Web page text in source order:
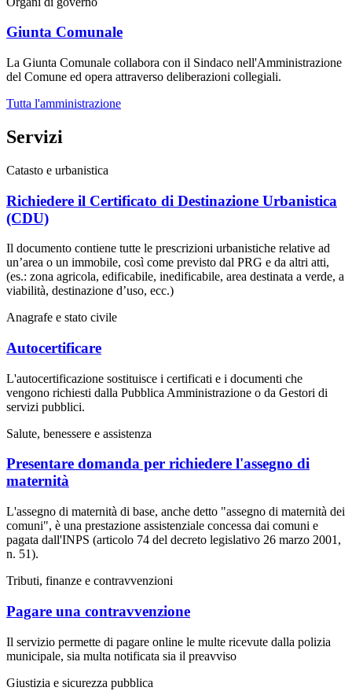
Giunta Comunale
La Giunta Comunale collabora con il Sindaco nell'Amministrazione
del Comune ed opera attraverso deliberazioni collegiali.
Tutta l'amministrazione
Servizi
Catasto e urbanistica
Richiedere il Certificato di Destinazione Urbanistica
(CDU)
Il documento contiene tutte le prescrizioni urbanistiche relative ad
un’area o un immobile, così come previsto dal PRG e da altri atti,
(es.: zona agricola, edificabile, inedificabile, area destinata a verde, a
viabilità, destinazione d’uso, ecc.)
Anagrafe e stato civile
Autocertificare
L'autocertificazione sostituisce i certificati e i documenti che
vengono richiesti dalla Pubblica Amministrazione o da Gestori di
servizi pubblici.
Salute, benessere e assistenza
Presentare domanda per richiedere l'assegno di
maternità
L'assegno di maternità di base, anche detto "assegno di maternità dei
comuni", è una prestazione assistenziale concessa dai comuni e
pagata dall'INPS (articolo 74 del decreto legislativo 26 marzo 2001,
n. 51).
Tributi, finanze e contravvenzioni
Pagare una contravvenzione
Il servizio permette di pagare online le multe ricevute dalla polizia
municipale, sia multa notificata sia il preavviso
Giustizia e sicurezza pubblica